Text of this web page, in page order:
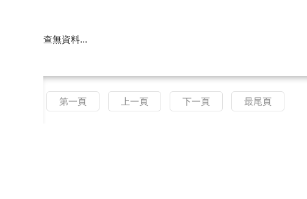
查無資料...
第一頁 上一頁 下一頁 最尾頁